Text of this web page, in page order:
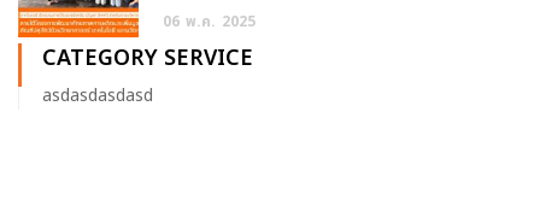
06 พ.ค. 2025
CATEGORY SERVICE
asdasdasdasd